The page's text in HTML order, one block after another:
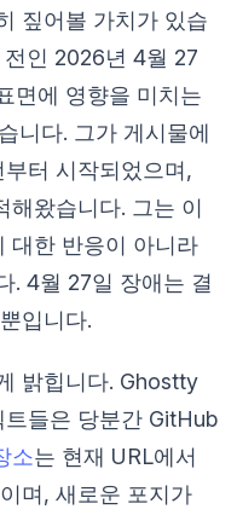
짚어볼 가치가 있습
인 2026년 4월 27
면에 영향을 미치는
니다. 그가 게시물에
터 시작되었으며,
해왔습니다. 그는 이
대한 반응이 아니라
. 4월 27일 장애는 결
입니다.
밝힙니다. Ghostty
들은 당분간 GitHub
소는 현재 URL에서
며, 새로운 포지가